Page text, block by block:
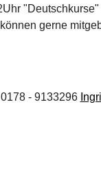
gerne
- 9133296